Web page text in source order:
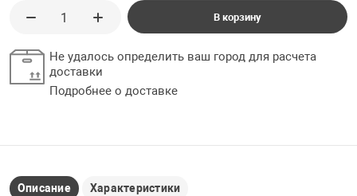
В корзину
Не удалось определить ваш город для расчета
доставки
Подробнее о доставке
Описание Характеристики